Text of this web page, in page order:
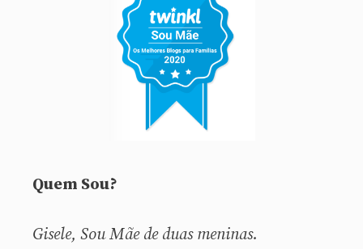
Quem Sou?
Gisele, Sou Mãe de duas meninas.